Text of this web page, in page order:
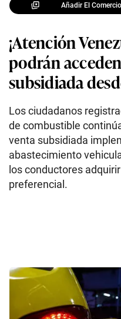
Añadir El
¡Atención
podrán
subsidiada
Los ciudadanos
de combustible
venta subsidiada
abastecimiento
los conductores
preferencial.